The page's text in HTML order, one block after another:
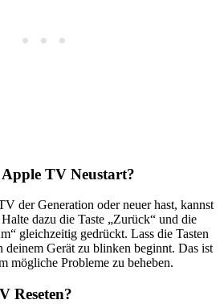
TV Neustart?
der Generation oder neuer hast, kannst
dazu die Taste „Zurück“ und die
gleichzeitig gedrückt. Lass die Tasten
deinem Gerät zu blinken beginnt. Das ist
mögliche Probleme zu beheben.
Reseten?